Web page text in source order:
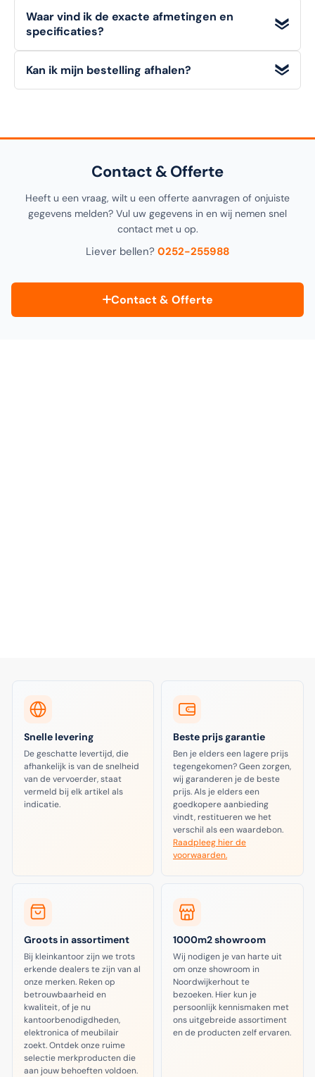
dagen om een artikel (in originele staat) retour te melden.
Zakelijke klanten (B2B)
onze retourvoorwaarden voor alle details.
Waar vind ik de exacte afmetingen en
specificaties?
dit artikel vindt u in despecificatiesectie
hieronder op
deze pagina, alsook in de productomschrijving bovenaan.
Kan ik mijn bestelling afhalen?
Contact & Offerte
Heeft u een vraag, wilt u een offerte aanvragen of onjuiste
gegevens melden? Vul uw gegevens in en wij nemen snel
contact met u op.
Liever bellen? 0252-255988
Contact & Offerte
Snelle levering
De geschatte levertijd, die
afhankelijk is van de snelheid
van de vervoerder, staat
vermeld bij elk artikel als
indicatie.
Beste prijs garantie
Ben je elders een lagere prijs
tegengekomen? Geen zorgen,
wij garanderen je de beste
prijs. Als je elders een
goedkopere aanbieding
vindt, restitueren we het
verschil als een waardebon.
Raadpleeg hier de
voorwaarden.
Groots in assortiment
Bij kleinkantoor zijn we trots
erkende dealers te zijn van al
onze merken. Reken op
betrouwbaarheid en
kwaliteit, of je nu
kantoorbenodigdheden,
elektronica of meubilair
zoekt. Ontdek onze ruime
selectie merkproducten die
aan jouw behoeften voldoen.
1000m2 showroom
Wij nodigen je van harte uit
om onze showroom in
Noordwijkerhout te
bezoeken. Hier kun je
persoonlijk kennismaken met
ons uitgebreide assortiment
en de producten zelf ervaren.